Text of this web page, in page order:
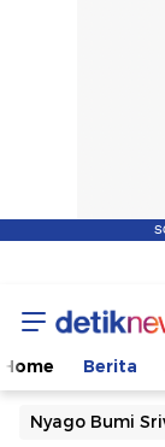
Home Berita
Nyago Bumi